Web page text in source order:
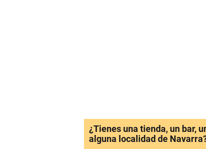
¿Tienes una tienda, un bar,
alguna localidad de